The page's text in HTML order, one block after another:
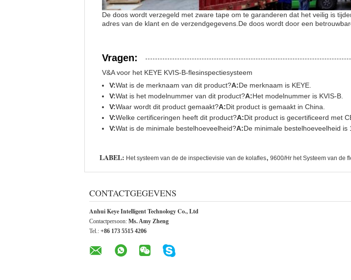
De doos wordt verzegeld met zware tape om te garanderen dat het veilig is
adres van de klant en de verzendgegevens.De doos wordt door een
Vragen:
V&A voor het KEYE KVIS-B-flesinspectiesysteem
V:Wat is de merknaam van dit product?A:De merknaam is KEYE.
V:Wat is het modelnummer van dit product?A:Het modelnummer is KVIS-B.
V:Waar wordt dit product gemaakt?A:Dit product is gemaakt in China.
V:Welke certificeringen heeft dit product?A:Dit product is gecertificeerd met
V:Wat is de minimale bestelhoeveelheid?A:De minimale bestelhoeveelheid is
LABEL: Het systeem van de de inspectievisie van de kolafles, 9600/Hr het Systeem van de
CONTACTGEGEVENS
Anhui Keye Intelligent Technology Co., Ltd
Contactpersoon: Ms. Amy Zheng
Tel.: +86 173 5515 4206